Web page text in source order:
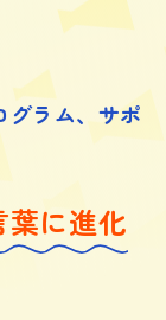
グラム、サポ
葉に進化